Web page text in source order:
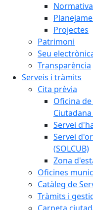
Projectes
Patrimoni
Seu
Transparència
Serveis i tràmits
Cita prèvia
Oficina
Ciutadana
Servei
Servei
(SOLCUB)
Zona
Oficines
Catàleg de
Tràmits i